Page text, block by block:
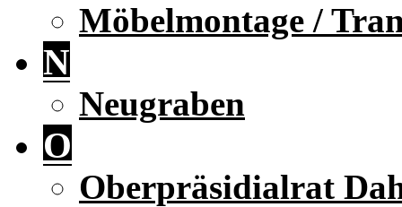
Möbelmontage /
N
Neugraben
O
Oberpräsidialrat